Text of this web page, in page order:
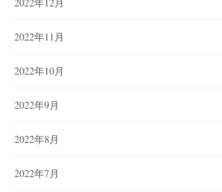
2022年11月
2022年10月
2022年9月
2022年8月
2022年7月